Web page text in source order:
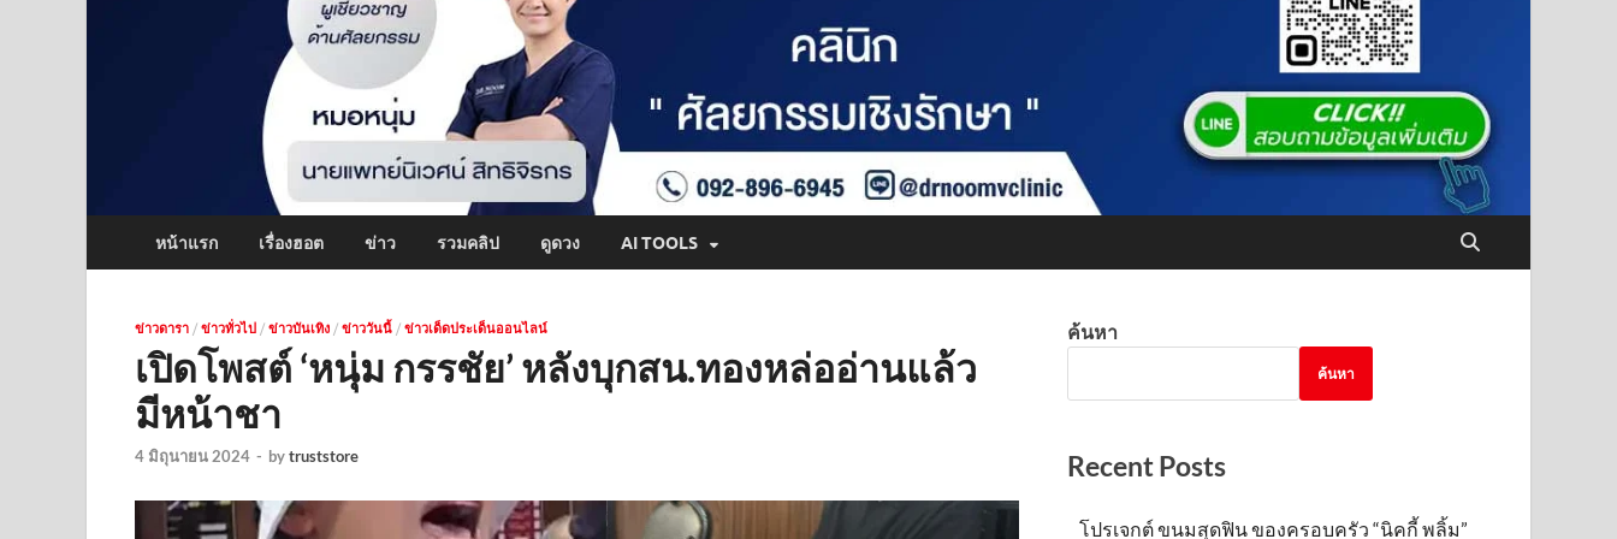
หน้าแรก เรื่องฮอต ข่าว รวมคลิป ดูดวง AI TOOLS
ข่าวดารา / ข่าวทั่วไป / ข่าวบันเทิง / ข่าววันนี้ / ข่าวเด็ดประเด็นออนไลน์
เปิดโพสต์ ‘หนุ่ม กรรชัย’ หลังบุกสน.ทองหล่ออ่านแล้ว
มีหน้าชา
4 มิถุนายน 2024 - bytruststore
ค้นหา
ค้นหา
Recent Posts
โปรเจกต์ ขนมสุดฟิน ของครอบครัว “นิคกี้ พลิ้ม”